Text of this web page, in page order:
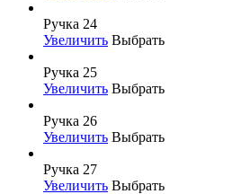
Ручка 24
Увеличить Выбрать
Ручка 25
Увеличить Выбрать
Ручка 26
Увеличить Выбрать
Ручка 27
Увеличить Выбрать